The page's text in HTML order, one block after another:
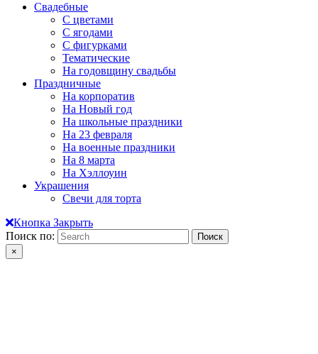
Свадебные
С цветами
С ягодами
С фигурками
Тематические
На годовщину свадьбы
Праздничные
На корпоратив
На Новый год
На школьные праздники
На 23 февраля
На военные праздники
На 8 марта
На Хэллоуин
Украшения
Свечи для торта
Кнопка Закрыть
Поиск по:
×